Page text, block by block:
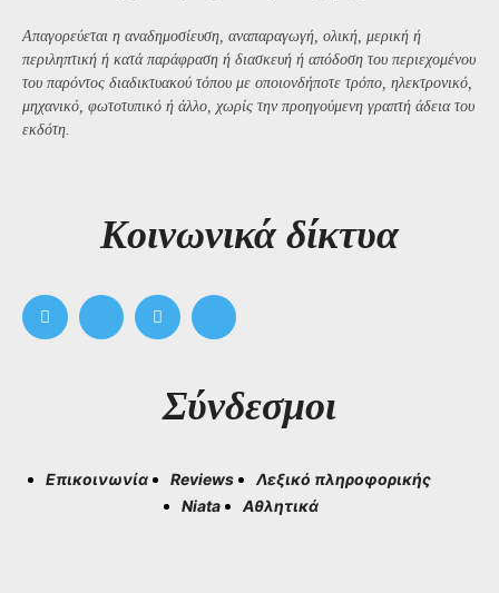
Απαγορεύεται η αναδημοσίευση, αναπαραγωγή, ολική, μερική ή
περιληπτική ή κατά παράφραση ή διασκευή ή απόδοση του περιεχομένου
του παρόντος διαδικτυακού τόπου με οποιονδήποτε τρόπο, ηλεκτρονικό,
μηχανικό, φωτοτυπικό ή άλλο, χωρίς την προηγούμενη γραπτή άδεια του
εκδότη.
Kοινωνικά δίκτυα
Σύνδεσμοι
Επικοινωνία Reviews
Λεξικό πληροφορικής
Niata
Αθλητικά